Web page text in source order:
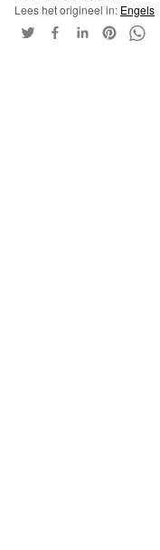
Lees het origineel in: Engels